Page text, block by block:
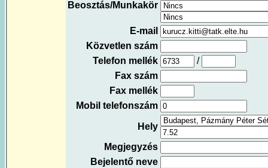
Beosztás/Munkakör
E-mail
Közvetlen szám
Telefon mellék
/
Fax szám
Fax mellék
Mobil telefonszám
Hely
Megjegyzés
Bejelentő neve